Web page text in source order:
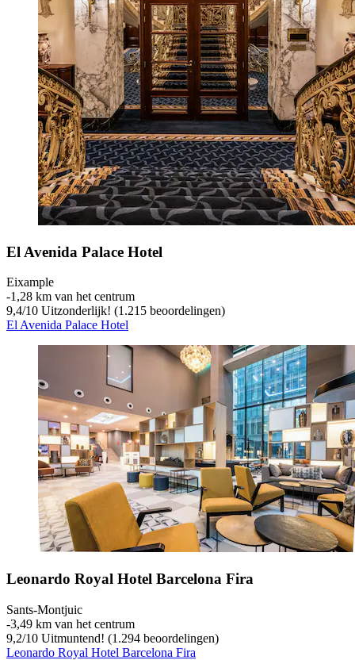
El Avenida Palace Hotel
Eixample
‐1,28 km van het centrum
9,4/10 Uitzonderlijk! (1.215 beoordelingen)
El Avenida Palace Hotel
Leonardo Royal Hotel Barcelona Fira
Sants-Montjuic
‐3,49 km van het centrum
9,2/10 Uitmuntend! (1.294 beoordelingen)
Leonardo Royal Hotel Barcelona Fira